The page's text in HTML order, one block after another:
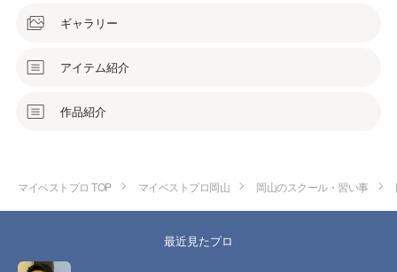
ギャラリー
アイテム紹介
作品紹介
マイベストプロ TOP マイベストプロ岡山 岡山のスクール・習い事
最近見たプロ